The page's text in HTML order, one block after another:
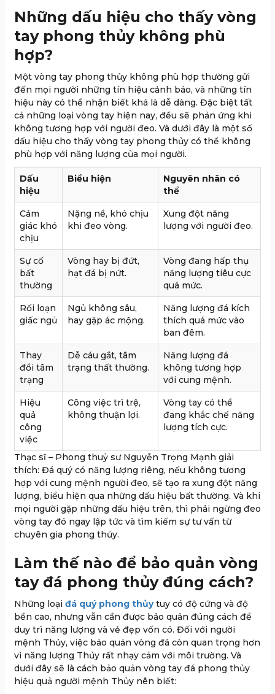
Những dấu hiệu cho thấy vòng
tay phong thủy không phù
hợp?
Một vòng tay phong thủy không phù hợp thường gửi
đến mọi người những tín hiệu cảnh báo, và những tín
hiệu này có thể nhận biết khá là dễ dàng. Đặc biệt tất
cả những loại vòng tay hiện nay, đều sẽ phản ứng khi
không tương hợp với người đeo. Và dưới đây là một số
dấu hiệu cho thấy vòng tay phong thủy có thể không
phù hợp với năng lượng của mọi người.
Dấu
hiệu
Biểu hiện
Nguyên nhân có
thể
Cảm
giác khó
chịu
Nặng nề, khó chịu
khi đeo vòng.
Xung đột năng
lượng với người đeo.
Sự cố
bất
thường
Vòng hay bị đứt,
hạt đá bị nứt.
Vòng đang hấp thụ
năng lượng tiêu cực
quá mức.
Rối loạn
giấc ngủ
Ngủ không sâu,
hay gặp ác mộng.
Năng lượng đá kích
thích quá mức vào
ban đêm.
Thay
đổi tâm
trạng
Dễ cáu gắt, tâm
trạng thất thường.
Năng lượng đá
không tương hợp
với cung mệnh.
Hiệu
quả
công
việc
Công việc trì trệ,
không thuận lợi.
Vòng tay có thể
đang khắc chế năng
lượng tích cực.
Thạc sĩ – Phong thuỷ sư Nguyễn Trọng Mạnh giải
thích: Đá quý có năng lượng riêng, nếu không tương
hợp với cung mệnh người đeo, sẽ tạo ra xung đột năng
lượng, biểu hiện qua những dấu hiệu bất thường. Và khi
mọi người gặp những dấu hiệu trên, thì phải ngừng đeo
vòng tay đó ngay lập tức và tìm kiếm sự tư vấn từ
chuyên gia phong thủy.
Làm thế nào để bảo quản vòng
tay đá phong thủy đúng cách?
Những loại đá quý phong thủytuy có độ cứng và độ
bền cao, nhưng vẫn cần được bảo quản đúng cách để
duy trì năng lượng và vẻ đẹp vốn có. Đối với người
mệnh Thủy, việc bảo quản vòng đá còn quan trọng hơn
vì năng lượng Thủy rất nhạy cảm với môi trường. Và
dưới đây sẽ là cách bảo quản vòng tay đá phong thủy
hiệu quả người mệnh Thủy nên biết: